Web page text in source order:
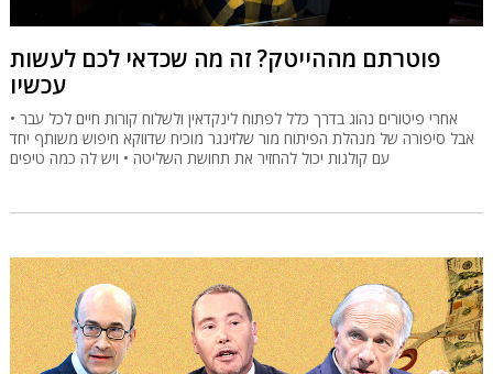
פוטרתם מההייטק? זה מה שכדאי לכם לעשות
עכשיו
אחרי פיטורים נהוג בדרך כלל לפתוח לינקדאין ולשלוח קורות חיים לכל עבר •
אבל סיפורה של מנהלת הפיתוח מור שלזינגר מוכיח שדווקא חיפוש משותף יחד
עם קולגות יכול להחזיר את תחושת השליטה • ויש לה כמה טיפים